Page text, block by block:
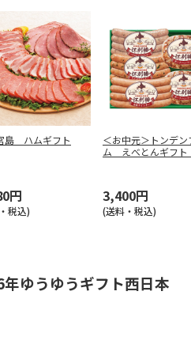
島 ハムギフト
円
税込)
＜お中元＞トンデン
ム えべとんギフト
3,400円
(送料・税込)
ゆうゆうギフト西日本